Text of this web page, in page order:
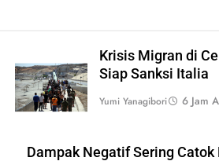
Krisis Migran di
Siap Sanksi Italia
Yumi Yanagibori 6 Jam
Dampak Negatif Sering Catok